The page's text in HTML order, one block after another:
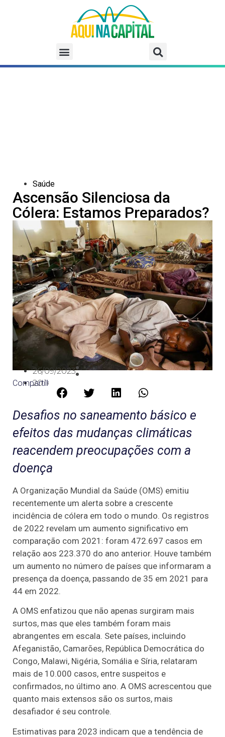
Saúde
Ascensão Silenciosa da
Cólera: Estamos Preparados?
26/09/2023
20:14
Compartilhe:
Desafios no saneamento básico e
efeitos das mudanças climáticas
reacendem preocupações com a
doença
A Organização Mundial da Saúde (OMS) emitiu
recentemente um alerta sobre a crescente
incidência de cólera em todo o mundo. Os registros
de 2022 revelam um aumento significativo em
comparação com 2021: foram 472.697 casos em
relação aos 223.370 do ano anterior. Houve também
um aumento no número de países que informaram a
presença da doença, passando de 35 em 2021 para
44 em 2022.
A OMS enfatizou que não apenas surgiram mais
surtos, mas que eles também foram mais
abrangentes em escala. Sete países, incluindo
Afeganistão, Camarões, República Democrática do
Congo, Malawi, Nigéria, Somália e Síria, relataram
mais de 10.000 casos, entre suspeitos e
confirmados, no último ano. A OMS acrescentou que
quanto mais extensos são os surtos, mais
desafiador é seu controle.
Estimativas para 2023 indicam que a tendência de